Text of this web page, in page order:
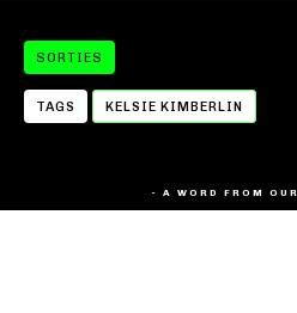
SORTIES
TAGS KELSIE KIMBERLIN
- A WORD FROM